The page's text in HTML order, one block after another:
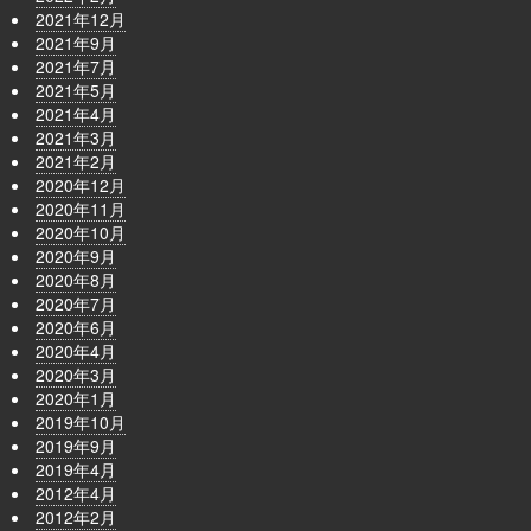
2021年12月
2021年9月
2021年7月
2021年5月
2021年4月
2021年3月
2021年2月
2020年12月
2020年11月
2020年10月
2020年9月
2020年8月
2020年7月
2020年6月
2020年4月
2020年3月
2020年1月
2019年10月
2019年9月
2019年4月
2012年4月
2012年2月